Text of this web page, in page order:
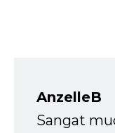
AnzelleB
Sangat